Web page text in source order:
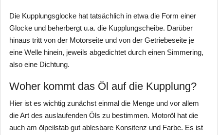
Die Kupplungsglocke hat tatsächlich in etwa die Form einer
Glocke und beherbergt u.a. die Kupplungscheibe. Darüber
hinaus tritt von der Motorseite und von der Getriebeseite je
eine Welle hinein, jeweils abgedichtet durch einen Simmering,
also eine Dichtung.
Woher kommt das Öl auf die Kupplung?
Hier ist es wichtig zunächst einmal die Menge und vor allem
die Art des auslaufenden Öls zu bestimmen. Motoröl hat die
auch am ölpeilstab gut ablesbare Konsitenz und Farbe. Es ist